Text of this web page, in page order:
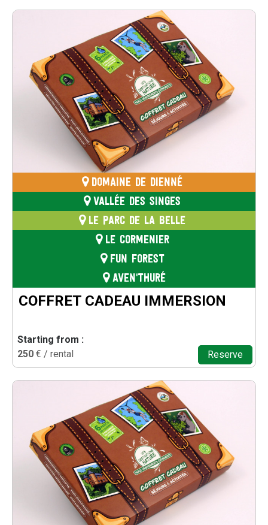
COFFRET CADEAU IMMERSION
DOMAINE DE DIENNÉ
VALLÉE DES SINGES
LE PARC DE LA BELLE
LE CORMENIER
FUN FOREST
AVEN'THURÉ
Starting from :
250 € / rental Reserve